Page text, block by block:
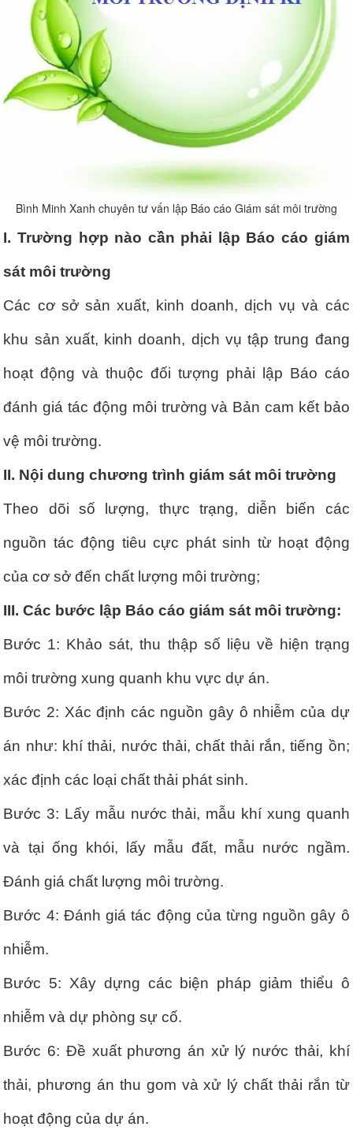
Bình Minh Xanh chuyên tư vấn lập Báo cáo Giám sát môi trường
I. Trường hợp nào cần phải lập Báo cáo giám
sát môi trường
Các cơ sở sản xuất, kinh doanh, dịch vụ và các
khu sản xuất, kinh doanh, dịch vụ tập trung đang
hoạt động và thuộc đối tượng phải lập Báo cáo
đánh giá tác động môi trường và Bản cam kết bảo
vệ môi trường.
II. Nội dung chương trình giám sát môi trường
Theo dõi số lượng, thực trạng, diễn biến các
nguồn tác động tiêu cực phát sinh từ hoạt động
của cơ sở đến chất lượng môi trường;
III. Các bước lập Báo cáo giám sát môi trường:
Bước 1: Khảo sát, thu thập số liệu về hiện trạng
môi trường xung quanh khu vực dự án.
Bước 2: Xác định các nguồn gây ô nhiễm của dự
án như: khí thải, nước thải, chất thải rắn, tiếng ồn;
xác định các loại chất thải phát sinh.
Bước 3: Lấy mẫu nước thải, mẫu khí xung quanh
và tại ống khói, lấy mẫu đất, mẫu nước ngầm.
Đánh giá chất lượng môi trường.
Bước 4: Đánh giá tác động của từng nguồn gây ô
nhiễm.
Bước 5: Xây dựng các biện pháp giảm thiểu ô
nhiễm và dự phòng sự cố.
Bước 6: Đề xuất phương án xử lý nước thải, khí
thải, phương án thu gom và xử lý chất thải rắn từ
hoạt động của dự án.